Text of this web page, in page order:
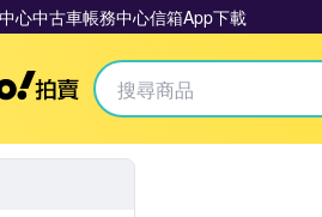
心中古車帳務中心信箱App下載
Yahoo拍賣